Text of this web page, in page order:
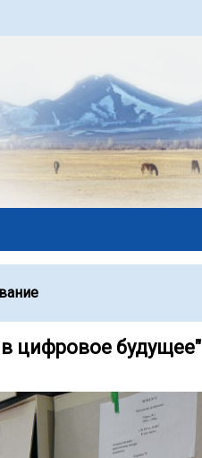
цифровое будущее"